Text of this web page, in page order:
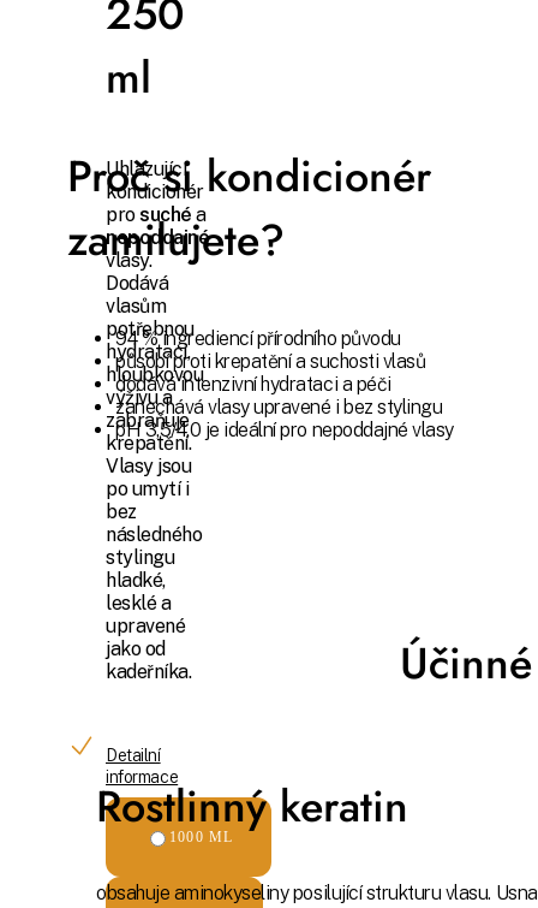
250
ml
Uhlazující
kondicionér
prosuchéa
nepoddajné
vlasy.
Dodává
vlasům
potřebnou
hydrataci,
hloubkovou
výživu a
zabraňuje
krepatění.
Vlasy jsou
po umytí i
bez
následného
stylingu
hladké,
lesklé a
upravené
jako od
kadeřníka.
Detailní
informace
1000 ML
Proč si kondicionér
zamilujete?
94 % ingrediencí přírodního původu
působí proti krepatění a suchosti vlasů
dodává intenzivní hydrataci a péči
zanechává vlasy upravené i bez stylingu
pH 3,5/4,0 je ideální pro nepoddajné vlasy
Rostlinný keratin
obsahuje aminokyseliny posilující strukturu vlasu.